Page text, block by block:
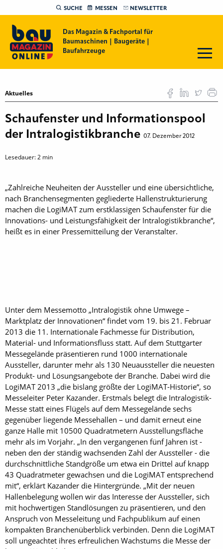
SUCHE MESSEN NEWSLETTER
Das Magazin & Fachportal für
Baumaschinen | Baugeräte |
Baufahrzeuge
Aktuelles
Schaufenster und Informationspool
der Intralogistikbranche 07. Dezember 2012
Lesedauer:2 min
„Zahlreiche Neuheiten der Aussteller und eine übersichtliche,
nach Branchensegmenten gegliederte Hallenstrukturierung
machen die LogiMAT zum erstklassigen Schaufenster für die
Innovations- und Leistungsfähigkeit der Intralogistikbranche“,
heißt es in einer Pressemitteilung der Veranstalter.
Unter dem Messemotto „Intralogistik ohne Umwege –
Marktplatz der Innovationen“ findet vom 19. bis 21. Februar
2013 die 11. Internationale Fachmesse für Distribution,
Material- und Informationsfluss statt. Auf dem Stuttgarter
Messegelände präsentieren rund 1000 internationale
Aussteller, darunter mehr als 130 Neuaussteller die neuesten
Produkt- und Lösungsangebote der Branche. Dabei wird die
LogiMAT 2013 „die bislang größte der LogiMAT-Historie“, so
Messeleiter Peter Kazander. Erstmals belegt die Intralogistik-
Messe statt eines Flügels auf dem Messegelände sechs
gegenüber liegende Messehallen – und damit erneut eine
ganze Halle mit 10500 Quadratmetern Ausstellungsfläche
mehr als im Vorjahr. „In den vergangenen fünf Jahren ist -
neben den der ständig wachsenden Zahl der Aussteller - die
durchschnittliche Standgröße um etwa ein Drittel auf knapp
43 Quadratmeter gewachsen und die LogiMAT entsprechend
mit“, erklärt Kazander die Hintergründe. „Mit der neuen
Hallenbelegung wollen wir das Interesse der Aussteller, sich
mit hochwertigen Standlösungen zu präsentieren, und den
Anspruch von Messeleitung und Fachpublikum auf einen
kompakten Branchenüberblick verbinden. Denn die LogiMAT
soll ungeachtet ihres erfreulichen Wachstums die Messe der